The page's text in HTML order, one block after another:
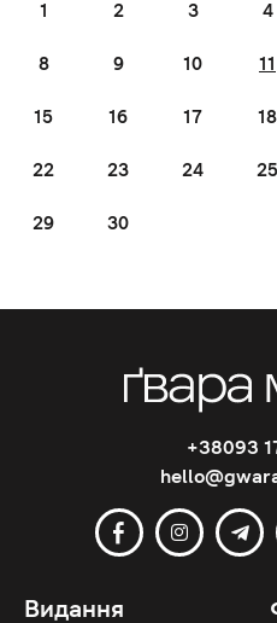
1 2 3 4
8 9 10 11
15 16 17 18
22 23 24 25
29 30
+38093
Видання